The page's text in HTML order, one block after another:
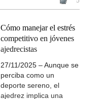
Cómo manejar el estrés
competitivo en jóvenes
ajedrecistas
27/11/2025 – Aunque se
perciba como un
deporte sereno, el
ajedrez implica una